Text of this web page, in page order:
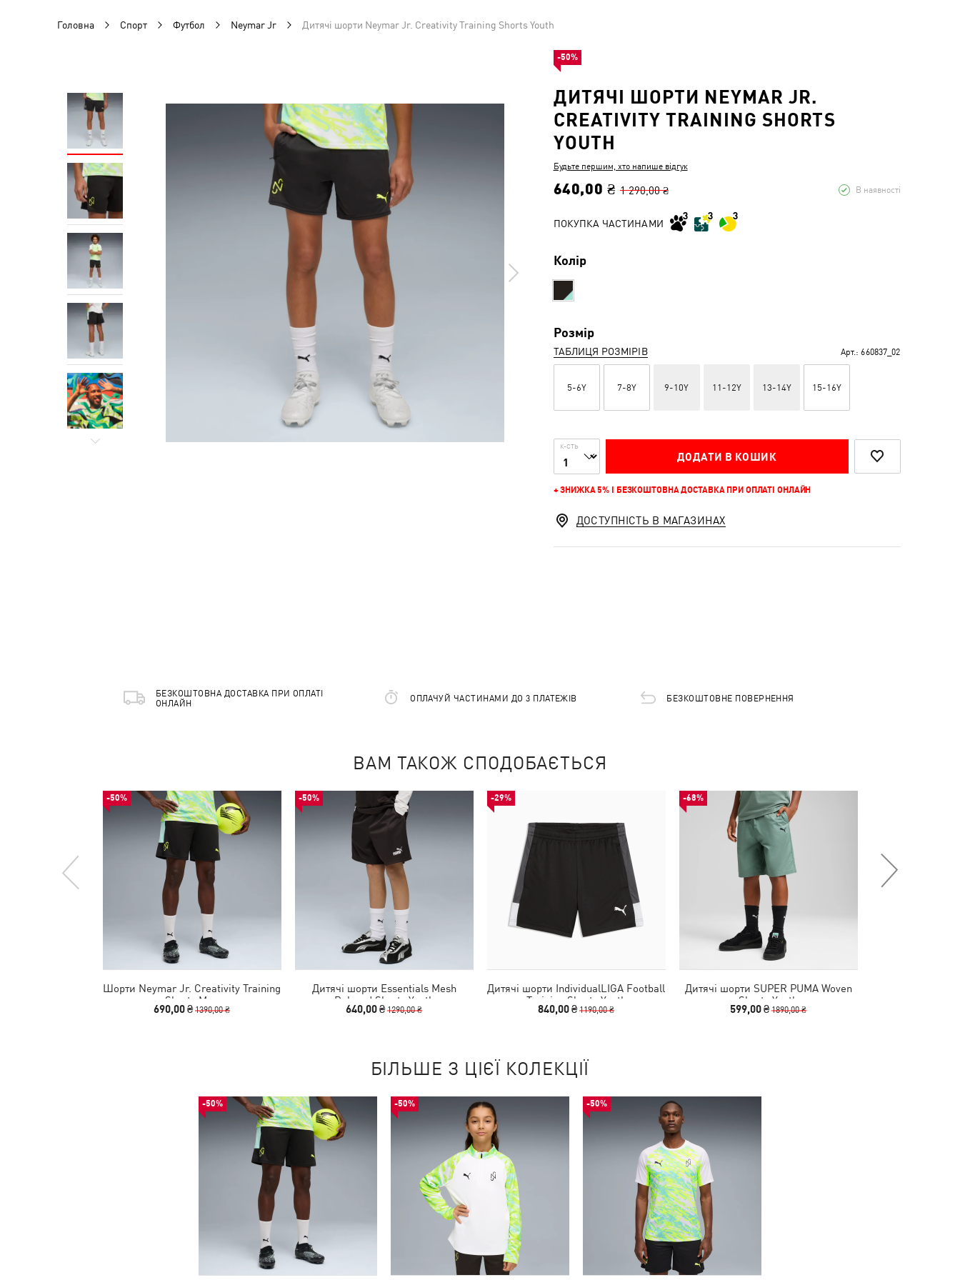
Головна Спорт Футбол Neymar Jr Дитячі шорти Neymar Jr. Creativity Training Shorts Youth
ДИТЯЧІ ШОРТИ NEYMAR JR.
CREATIVITY TRAINING SHORTS
YOUTH
Будьте першим, хто напише відгук
640,00 ₴ 1 290,00 ₴ В наявності
ПОКУПКА ЧАСТИНАМИ
Колір
Розмір
ТАБЛИЦЯ РОЗМІРІВ Арт.: 660837_02
5-6Y 7-8Y 9-10Y 11-12Y 13-14Y 15-16Y
К-СТЬ
ДОДАТИ В КОШИК
+ ЗНИЖКА 5% І БЕЗКОШТОВНА ДОСТАВКА ПРИ ОПЛАТІ ОНЛАЙН
-50%
ДОСТУПНІСТЬ В МАГАЗИНАХ
БЕЗКОШТОВНА ДОСТАВКА ПРИ ОПЛАТІ
ОНЛАЙН
ОПЛАЧУЙ ЧАСТИНАМИ ДО 3 ПЛАТЕЖІВ БЕЗКОШТОВНЕ ПОВЕРНЕННЯ
ВАМ ТАКОЖ СПОДОБАЄТЬСЯ
-50%
Шорти Neymar Jr. Creativity Training
Shorts Men
690,00 ₴1390,00 ₴
-50%
Дитячі шорти Essentials Mesh
Relaxed Shorts Youth
640,00 ₴1290,00 ₴
-29%
Дитячі шорти IndividualLIGA Football
Training Shorts Youth
840,00 ₴1190,00 ₴
-68%
Дитячі шорти SUPER PUMA Woven
Shorts Youth
599,00 ₴1890,00 ₴
БІЛЬШЕ З ЦІЄЇ КОЛЕКЦІЇ
-50% -50% -50%